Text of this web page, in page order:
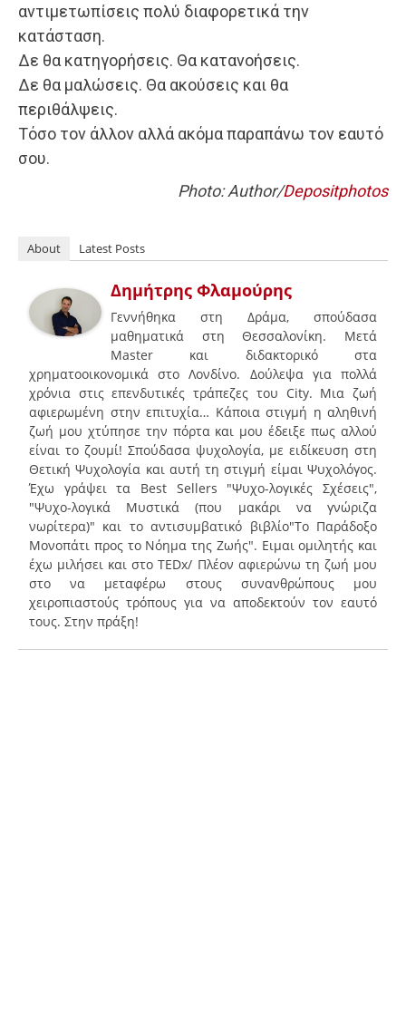
αντιμετωπίσεις πολύ διαφορετικά την
κατάσταση.
Δε θα κατηγορήσεις. Θα κατανοήσεις.
Δε θα μαλώσεις. Θα ακούσεις και θα
περιθάλψεις.
Τόσο τον άλλον αλλά ακόμα παραπάνω τον εαυτό
σου.
Photo: Author/Depositphotos
About Latest Posts
Δημήτρης Φλαμούρης
Γεννήθηκα στη Δράμα, σπούδασα
μαθηματικά στη Θεσσαλονίκη. Μετά
Master και διδακτορικό στα
χρηματοοικονομικά στο Λονδίνο. Δούλεψα για πολλά
χρόνια στις επενδυτικές τράπεζες του City. Μια ζωή
αφιερωμένη στην επιτυχία… Κάποια στιγμή η αληθινή
ζωή μου χτύπησε την πόρτα και μου έδειξε πως αλλού
είναι το ζουμί! Σπούδασα ψυχολογία, με ειδίκευση στη
Θετική Ψυχολογία και αυτή τη στιγμή είμαι Ψυχολόγος.
Έχω γράψει τα Best Sellers "Ψυχο-λογικές Σχέσεις",
"Ψυχο-λογικά Μυστικά (που μακάρι να γνώριζα
νωρίτερα)" και το αντισυμβατικό βιβλίο"To Παράδοξο
Μονοπάτι προς το Νόημα της Ζωής". Ειμαι ομιλητής και
έχω μιλήσει και στο ΤEDx/ Πλέον αφιερώνω τη ζωή μου
στο να μεταφέρω στους συνανθρώπους μου
χειροπιαστούς τρόπους για να αποδεκτούν τον εαυτό
τους. Στην πράξη!